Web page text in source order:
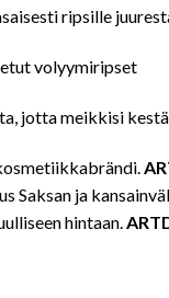
ripsille
volyymiripset
jotta meikkisi
Saksan ja
hintaan.